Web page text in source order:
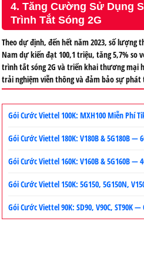
4. Tăng Cường Sử Dụng
Trình Tắt Sóng 2G
Theo dự định, đến hết năm 2023, số lượng
Nam dự kiến đạt 100,1 triệu, tăng 5,7% so
trình tắt sóng 2G và triển khai thương mại
trải nghiệm viễn thông và đảm bảo sự
Gói Cước Viettel 100K: MXH100 Miễn Phí
Gói Cước Viettel 180K: V180B & 5G180B —
Gói Cước Viettel 160K: V160B & 5G160B —
Gói Cước Viettel 150K: 5G150, 5G150N,
Gói Cước Viettel 90K: SD90, V90C, ST90K